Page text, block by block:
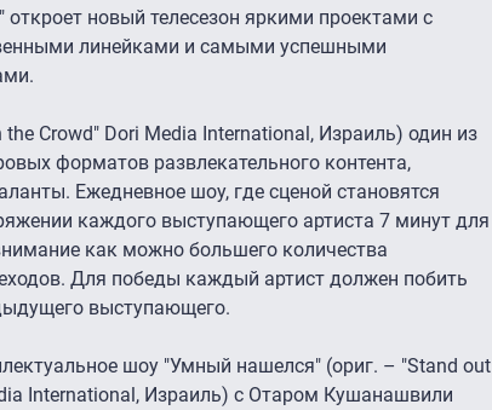
откроет новый телесезон яркими проектами с
линейками и самыми успешными
the Crowd" Dori Media International, Израиль) один из
форматов развлекательного контента,
Ежедневное шоу, где сценой становятся
каждого выступающего артиста 7 минут для
как можно большего количества
Для победы каждый артист должен побить
выступающего.
шоу "Умный нашелся" (ориг. – "Stand out
International, Израиль) с Отаром Кушанашвили